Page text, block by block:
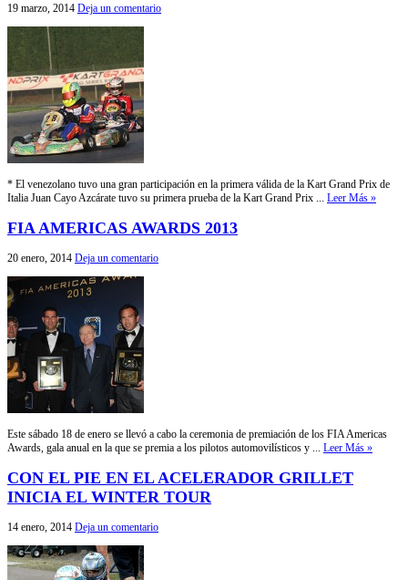
19 marzo, 2014 Deja un comentario
* El venezolano tuvo una gran participación en la primera válida de la Kart Grand Prix de
Italia Juan Cayo Azcárate tuvo su primera prueba de la Kart Grand Prix ... Leer Más »
FIA AMERICAS AWARDS 2013
20 enero, 2014 Deja un comentario
Este sábado 18 de enero se llevó a cabo la ceremonia de premiación de los FIA Americas
Awards, gala anual en la que se premia a los pilotos automovilísticos y ... Leer Más »
CON EL PIE EN EL ACELERADOR GRILLET
INICIA EL WINTER TOUR
14 enero, 2014 Deja un comentario